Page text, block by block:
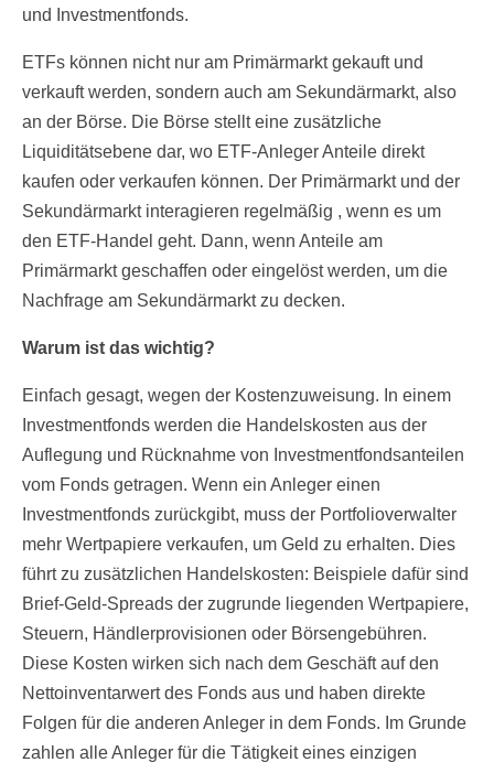
und Investmentfonds.
ETFs können nicht nur am Primärmarkt gekauft und
verkauft werden, sondern auch am Sekundärmarkt, also
an der Börse. Die Börse stellt eine zusätzliche
Liquiditätsebene dar, wo ETF-Anleger Anteile direkt
kaufen oder verkaufen können. Der Primärmarkt und der
Sekundärmarkt interagieren regelmäßig , wenn es um
den ETF-Handel geht. Dann, wenn Anteile am
Primärmarkt geschaffen oder eingelöst werden, um die
Nachfrage am Sekundärmarkt zu decken.
Warum ist das wichtig?
Einfach gesagt, wegen der Kostenzuweisung. In einem
Investmentfonds werden die Handelskosten aus der
Auflegung und Rücknahme von Investmentfondsanteilen
vom Fonds getragen. Wenn ein Anleger einen
Investmentfonds zurückgibt, muss der Portfolioverwalter
mehr Wertpapiere verkaufen, um Geld zu erhalten. Dies
führt zu zusätzlichen Handelskosten: Beispiele dafür sind
Brief-Geld-Spreads der zugrunde liegenden Wertpapiere,
Steuern, Händlerprovisionen oder Börsengebühren.
Diese Kosten wirken sich nach dem Geschäft auf den
Nettoinventarwert des Fonds aus und haben direkte
Folgen für die anderen Anleger in dem Fonds. Im Grunde
zahlen alle Anleger für die Tätigkeit eines einzigen